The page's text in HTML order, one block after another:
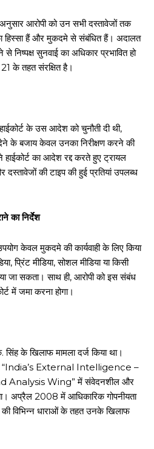
आरोपी को उन सभी दस्तावेजों तक
हिस्सा हैं और मुकदमे से संबंधित हैं। अदालत
निष्पक्ष सुनवाई का अधिकार प्रभावित हो
के तहत संरक्षित है।
के उस आदेश को चुनौती दी थी,
के बजाय केवल उनका निरीक्षण करने की
हाईकोर्ट का आदेश रद्द करते हुए ट्रायल
की टाइप की हुई प्रतियां उपलब्ध
का निर्देश
केवल मुकदमे की कार्यवाही के लिए किया
प्रिंट मीडिया, सोशल मीडिया या किसी
जा सकता। साथ ही, आरोपी को इस संबंध
में जमा करना होगा।
के खिलाफ मामला दर्ज किया था।
“India’s External Intelligence –
Analysis Wing” में संवेदनशील और
अप्रैल 2008 में आधिकारिक गोपनीयता
विभिन्न धाराओं के तहत उनके खिलाफ